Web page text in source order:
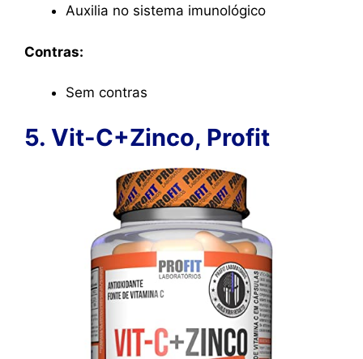
Auxilia no sistema imunológico
Contras:
Sem contras
5. Vit-C+Zinco, Profit